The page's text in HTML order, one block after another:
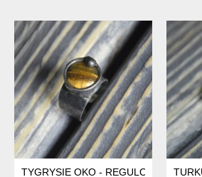
TYGRYSIE OKO - REGULOWANY